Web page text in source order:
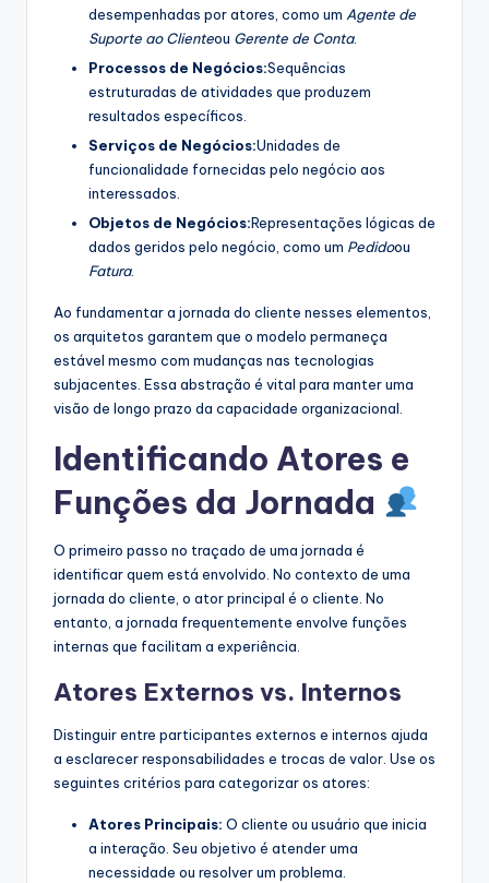
desempenhadas por atores, como um Agente de
Suporte ao Clienteou Gerente de Conta.
Processos de Negócios:Sequências
estruturadas de atividades que produzem
resultados específicos.
Serviços de Negócios:Unidades de
funcionalidade fornecidas pelo negócio aos
interessados.
Objetos de Negócios:Representações lógicas de
dados geridos pelo negócio, como um Pedidoou
Fatura.
Ao fundamentar a jornada do cliente nesses elementos,
os arquitetos garantem que o modelo permaneça
estável mesmo com mudanças nas tecnologias
subjacentes. Essa abstração é vital para manter uma
visão de longo prazo da capacidade organizacional.
Identificando Atores e
Funções da Jornada
O primeiro passo no traçado de uma jornada é
identificar quem está envolvido. No contexto de uma
jornada do cliente, o ator principal é o cliente. No
entanto, a jornada frequentemente envolve funções
internas que facilitam a experiência.
Atores Externos vs. Internos
Distinguir entre participantes externos e internos ajuda
a esclarecer responsabilidades e trocas de valor. Use os
seguintes critérios para categorizar os atores:
Atores Principais: O cliente ou usuário que inicia
a interação. Seu objetivo é atender uma
necessidade ou resolver um problema.